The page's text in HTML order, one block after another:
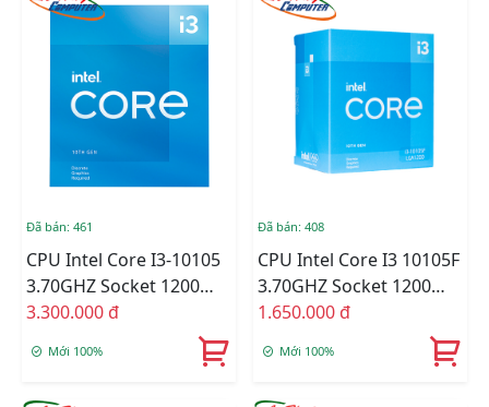
Đã bán: 461
CPU Intel Core I3-10105
3.70GHZ Socket 1200
Tray
3.300.000 đ
Mới 100%
Đã bán: 408
CPU Intel Core I3 10105F
3.70GHZ Socket 1200
Tray
1.650.000 đ
Mới 100%